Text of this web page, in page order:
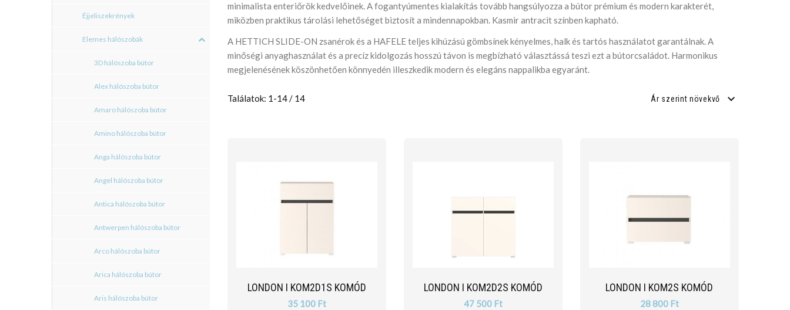
Éjjeliszekrények
Elemes hálószobák
3D hálószoba bútor
Alex hálószoba bútor
Amaro hálószoba bútor
Amino hálószoba bútor
Anga hálószoba bútor
Angel hálószoba bútor
Antica hálószoba bútor
Antwerpen hálószoba bútor
Arco hálószoba bútor
Arica hálószoba bútor
Aris hálószoba bútor
minimalista enteriőrök kedvelőinek. A fogantyúmentes kialakítás tovább hangsúlyozza a bútor prémium és modern karakterét,
miközben praktikus tárolási lehetőséget biztosít a mindennapokban. Kasmir antracit színben kapható.
A HETTICH SLIDE-ON zsanérok és a HAFELE teljes kihúzású gömbsínek kényelmes, halk és tartós használatot garantálnak. A
minőségi anyaghasználat és a precíz kidolgozás hosszú távon is megbízható választássá teszi ezt a bútorcsaládot. Harmonikus
megjelenésének köszönhetően könnyedén illeszkedik modern és elegáns nappalikba egyaránt.
Találatok: 1-14 / 14 Ár szerint növekvő
LONDON I KOM2D1S KOMÓD
35 100 Ft
LONDON I KOM2D2S KOMÓD
47 500 Ft
LONDON I KOM2S KOMÓD
28 800 Ft